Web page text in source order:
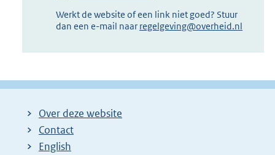
Werkt de website of een link niet goed? Stuur
dan een e-mail naar regelgeving@overheid.nl
Over deze website
Contact
English